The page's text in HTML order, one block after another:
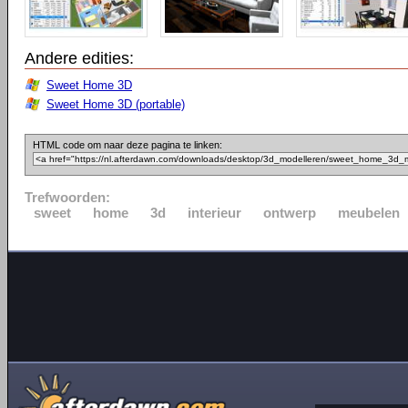
Andere edities:
Sweet Home 3D
Sweet Home 3D (portable)
HTML code om naar deze pagina te linken:
Trefwoorden:
sweet
home 3d interieur ontwerp meubelen